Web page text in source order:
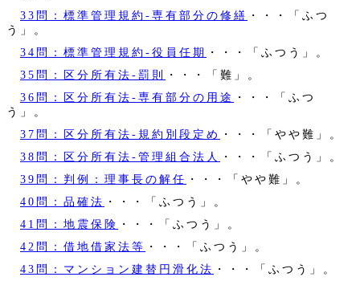
33問：標準管理規約‐専有部分の修繕 ・・・「ふつ
う」。
34問：標準管理規約‐役員任期
・・・「ふつう」。
35問：区分所有法‐罰則
・・・「難」。
36問：区分所有法‐専有部分の用途
・・・「ふつ
う」。
37問：区分所有法‐規約別段定め
・・・「やや難」。
38問：区分所有法‐管理組合法人
・・・「ふつう」。
39問：判例：理事長の解任 ・・・「やや難」。
40問：品確法 ・・・「ふつう」。
41問：地震保険 ・・・「ふつう」。
42問：借地借家法等 ・・・「ふつう」。
43問：マンション建替円滑化法 ・・・「ふつう」。